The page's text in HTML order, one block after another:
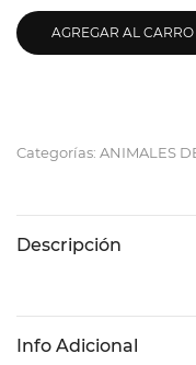
AGREGAR AL CARRO
Categorías: ANIMALES
Descripción
Info Adicional